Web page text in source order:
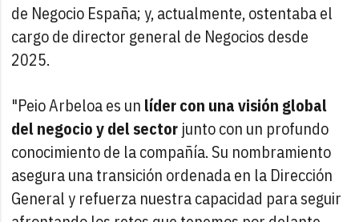
de Negocio España; y, actualmente, ostentaba el
cargo de director general de Negocios desde
2025.
"Peio Arbeloa es un líder con una visión global
del negocio y del sector junto con un profundo
conocimiento de la compañía. Su nombramiento
asegura una transición ordenada en la Dirección
General y refuerza nuestra capacidad para seguir